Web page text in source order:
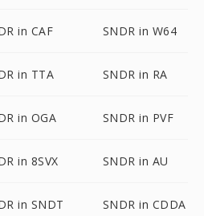
in CAF SNDR in W64
in TTA SNDR in RA
in OGA SNDR in PVF
in 8SVX SNDR in AU
in SNDT SNDR in CDDA